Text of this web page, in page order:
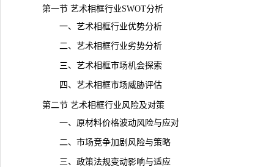
第一节 艺术相框行业SWOT分析
一、艺术相框行业优势分析
二、艺术相框行业劣势分析
三、艺术相框市场机会探索
四、艺术相框市场威胁评估
第二节 艺术相框行业风险及对策
一、原材料价格波动风险与应对
二、市场竞争加剧风险与策略
三、政策法规变动影响与适应